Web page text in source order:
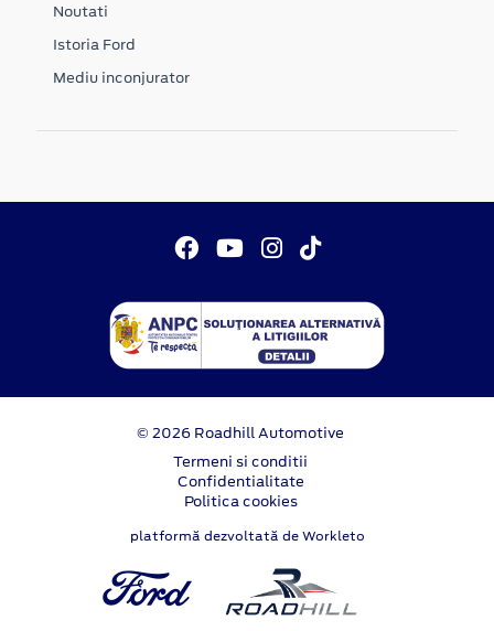
Noutati
Istoria Ford
Mediu inconjurator
© 2026 Roadhill Automotive
Termeni si conditii
Confidentialitate
Politica cookies
platformă dezvoltată de Workleto